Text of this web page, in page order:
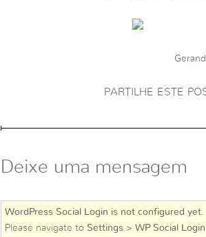
PARTILHE ESTE
Deixe uma mensagem
WordPress Social Login is not configured yet.
Please navigate to Settings > WP Social Login